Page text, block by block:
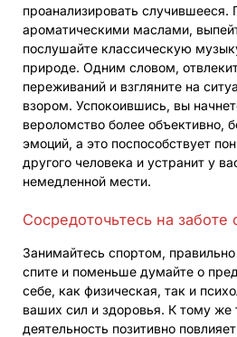
проанализировать случившееся.
ароматическими маслами,
послушайте классическую
природе. Одним словом,
переживаний и взгляните на
взором. Успокоившись, вы
вероломство более объективно,
эмоций, а это поспособствует
другого человека и устранит у
немедленной мести.
Сосредоточьтесь на заботе
Занимайтесь спортом,
спите и поменьше думайте о
себе, как физическая, так и
ваших сил и здоровья. К тому же
деятельность позитивно